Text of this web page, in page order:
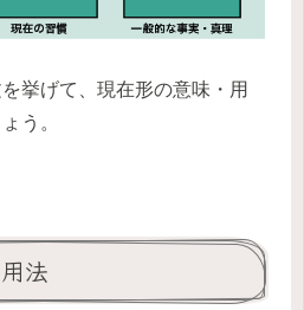
挙げて、現在形の意味・用
う。
法